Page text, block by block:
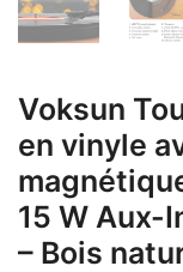
Voksun
en vinyle
15 W Aux-
– Bois